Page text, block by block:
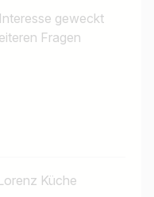
geweckt
Fragen
Küche